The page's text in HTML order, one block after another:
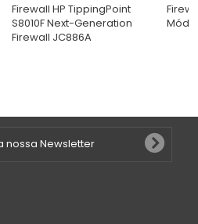
Firewall HP TippingPoint
S8010F Next-Generation
Firewall JC886A